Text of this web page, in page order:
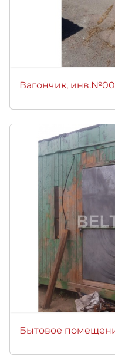
Вагончик,
Бытовое